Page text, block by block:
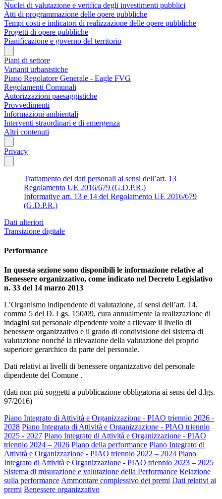
Nuclei di valutazione e verifica degli investimenti pubblici
Atti di programmazione delle opere pubbliche
Tempi costi e indicatori di realizzazione delle opere pubbliche
Progetti di opere pubbliche
Pianificazione e governo del territorio
Piani di settore
Varianti urbanistiche
Piano Regolatore Generale - Eagle FVG
Regolamenti Comunali
Autorizzazioni paesaggistiche
Provvedimenti
Informazioni ambientali
Interventi straordinari e di emergenza
Altri contenuti
Privacy
Trattamento dei dati personali ai sensi dell’art. 13
Regolamento UE 2016/679 (G.D.P.R.)
Informative art. 13 e 14 del Regolamento UE 2016/679
(G.D.P.R.)
Dati ulteriori
Transizione digitale
Performance
In questa sezione sono disponibili le informazione relative al
Benessere organizzativo, come indicato nel Decreto Legislativo
n. 33 del 14 marzo 2013
L’Organismo indipendente di valutazione, ai sensi dell’art. 14,
comma 5 del D. Lgs. 150/09, cura annualmente la realizzazione di
indagini sul personale dipendente volte a rilevare il livello di
benessere organizzativo e il grado di condivisione del sistema di
valutazione nonché la rilevazione della valutazione del proprio
superiore gerarchico da parte del personale.
Dati relativi ai livelli di benessere organizzativo del personale
dipendente del Comune .
(dati non più soggetti a pubblicazione obbligatoria ai sensi del d.lgs.
97/2016)
Piano Integrato di Attività e Organizzazione - PIAO triennio 2026 -
2028 Piano Integrato di Attività e Organizzazione - PIAO triennio
2025 - 2027 Piano Integrato di Attività e Organizzazione - PIAO
triennio 2024 – 2026 Piano della performance Piano Integrato di
Attività e Organizzazione - PIAO triennio 2022 – 2024 Piano
Integrato di Attività e Organizzazione - PIAO triennio 2023 – 2025
Sistema di misurazione e valutazione della Performance Relazione
sulla performance Ammontare complessivo dei premi Dati relativi ai
premi Benessere organizzativo